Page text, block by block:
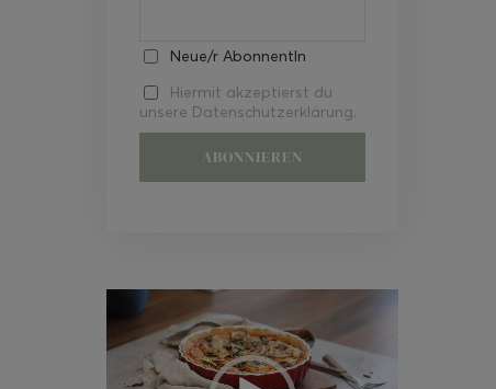
Neue/r AbonnentIn
Hiermit akzeptierst du
unsere Datenschutzerklärung.
Video-
Player